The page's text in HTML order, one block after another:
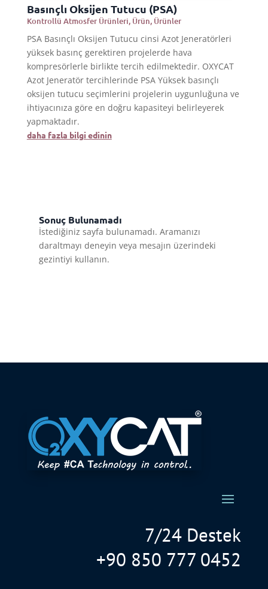
Basınçlı Oksijen Tutucu (PSA)
Kontrollü Atmosfer Ürünleri, Ürün, Ürünler
PSA Basınçlı Oksijen Tutucu cinsi Azot Jeneratörleri
yüksek basınç gerektiren projelerde hava
kompresörlerle birlikte tercih edilmektedir. OXYCAT
Azot Jeneratör tercihlerinde PSA Yüksek basınçlı
oksijen tutucu seçimlerini projelerin uygunluğuna ve
ihtiyacınıza göre en doğru kapasiteyi belirleyerek
yapmaktadır.
daha fazla bilgi edinin
Sonuç Bulunamadı
İstediğiniz sayfa bulunamadı. Aramanızı
daraltmayı deneyin veya mesajın üzerindeki
gezintiyi kullanın.
7/24 Destek
+90 850 777 0452